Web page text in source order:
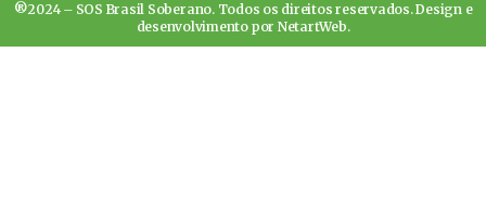
®2024 – SOS Brasil Soberano. Todos os direitos reservados. Design e
desenvolvimento por NetartWeb.